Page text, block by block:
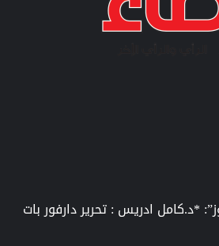
*د.كامل ادريس : تحرير دارفور بات